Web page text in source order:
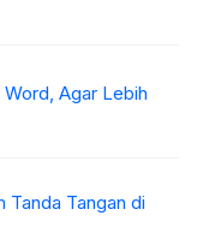
Agar Lebih
Tanda Tangan di